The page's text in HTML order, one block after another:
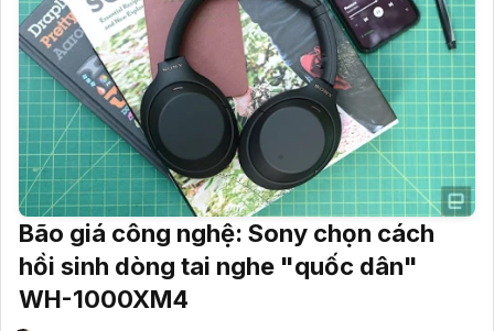
Bão giá công nghệ: Sony chọn cách
hồi sinh dòng tai nghe "quốc dân"
WH-1000XM4